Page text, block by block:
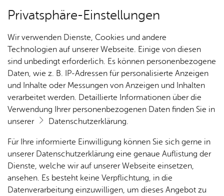
Kartenansicht
Cookie-Hinweis
Privatsphäre-Einstellungen
Wir verwenden Dienste, Cookies und andere
Technologien auf unserer Webseite. Einige von diesen
sind unbedingt erforderlich. Es können personenbezogene
Daten, wie z. B. IP-Adressen für personalisierte Anzeigen
und Inhalte oder Messungen von Anzeigen und Inhalten
verarbeitet werden. Detaillierte Informationen über die
Verwendung Ihrer personenbezogenen Daten finden Sie in
unserer
Datenschutzerklärung.
Für Ihre informierte Einwilligung können Sie sich gerne in
unserer Datenschutzerklärung eine genaue Auflistung der
Dienste, welche wir auf unserer Webseite einsetzen,
ansehen. Es besteht keine Verpflichtung, in die
Datenverarbeitung einzuwilligen, um dieses Angebot zu